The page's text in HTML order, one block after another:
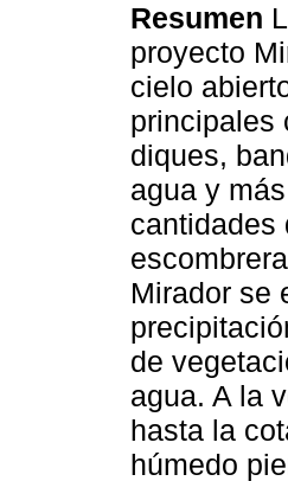
Resumen
proyecto
cielo
principales
diques,
agua y
cantidades
Mirador se
de
agua. A la
hasta la
húmedo